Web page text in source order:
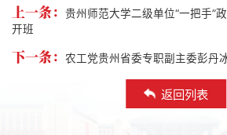
上一条：
贵州师范大学二级单位“一把手”
开班
下一条： 农工党贵州省委专职副主委彭丹
返回列表